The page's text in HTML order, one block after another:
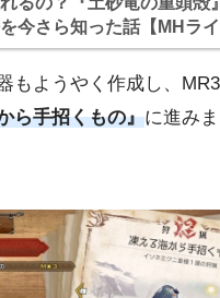
今さら知った話【MHラ
ク日記】
もようやく作成し、
ら手招くもの』に進みま